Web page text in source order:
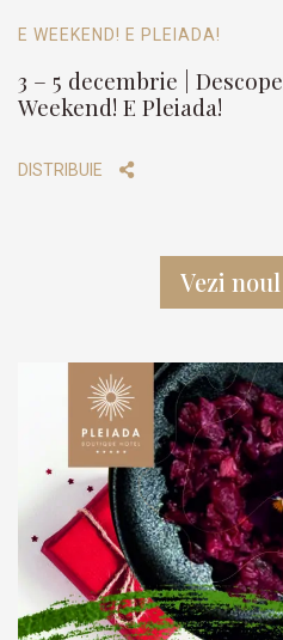
E WEEKEND! E PLEIADA!
3 – 5 decembrie |
Weekend! E Pleiada!
DISTRIBUIE
Vezi